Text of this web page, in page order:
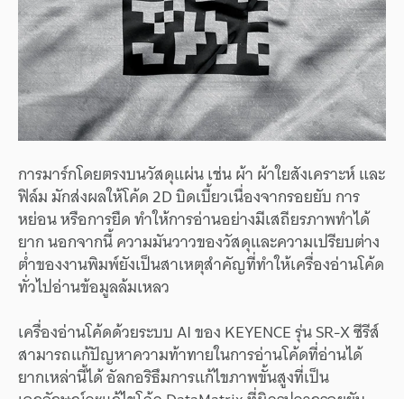
การมาร์กโดยตรงบนวัสดุแผ่น เช่น ผ้า ผ้าใยสังเคราะห์ และ
ฟิล์ม มักส่งผลให้โค้ด 2D บิดเบี้ยวเนื่องจากรอยยับ การ
หย่อน หรือการยืด ทำให้การอ่านอย่างมีเสถียรภาพทำได้
ยาก นอกจากนี้ ความมันวาวของวัสดุและความเปรียบต่าง
ต่ำของงานพิมพ์ยังเป็นสาเหตุสำคัญที่ทำให้เครื่องอ่านโค้ด
ทั่วไปอ่านข้อมูลล้มเหลว
เครื่องอ่านโค้ดด้วยระบบ AI ของ KEYENCE รุ่น SR-X ซีรีส์
สามารถแก้ปัญหาความท้าทายในการอ่านโค้ดที่อ่านได้
ยากเหล่านี้ได้ อัลกอริธึมการแก้ไขภาพขั้นสูงที่เป็น